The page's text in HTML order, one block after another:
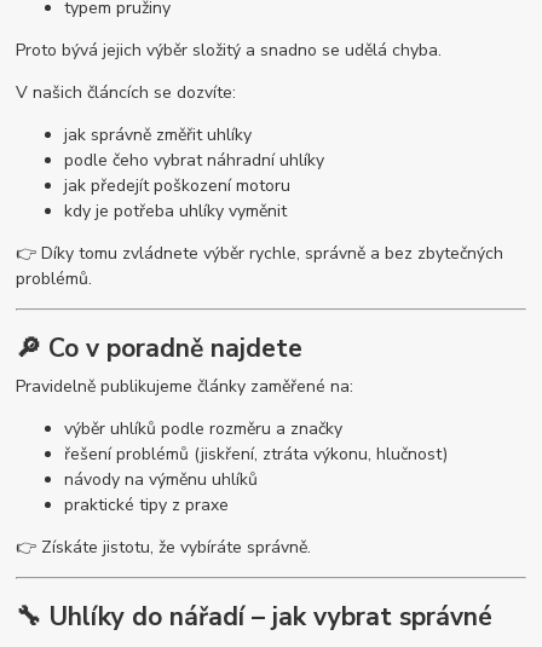
typem pružiny
Proto bývá jejich výběr složitý a snadno se udělá chyba.
V našich článcích se dozvíte:
jak správně změřit uhlíky
podle čeho vybrat náhradní uhlíky
jak předejít poškození motoru
kdy je potřeba uhlíky vyměnit
👉 Díky tomu zvládnete výběr rychle, správně a bez zbytečných
problémů.
🔎 Co v poradně najdete
Pravidelně publikujeme články zaměřené na:
výběr uhlíků podle rozměru a značky
řešení problémů (jiskření, ztráta výkonu, hlučnost)
návody na výměnu uhlíků
praktické tipy z praxe
👉 Získáte jistotu, že vybíráte správně.
🔧 Uhlíky do nářadí – jak vybrat správné